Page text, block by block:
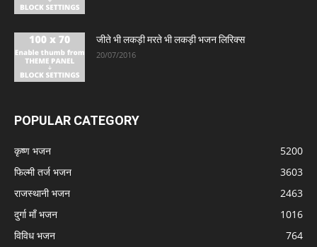
जीते भी लकड़ी मरते भी लकड़ी भजन लिरिक्स
20/07/2016
POPULAR CATEGORY
कृष्ण भजन
5200
फिल्मी तर्ज भजन
3603
राजस्थानी भजन
2463
दुर्गा माँ भजन
1016
विविध भजन
764